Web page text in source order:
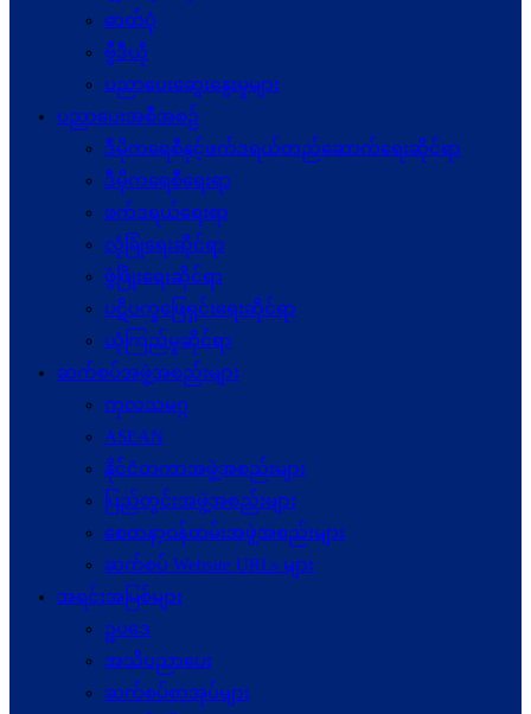
ဓာတ်ပုံ
ဗွီဒီယို
ပညာပေးဆွေးနွေးမှုများ
ပညာပေးအစီအစဉ်
ဒီမိုကရေစီနှင့်ဖက်ဒရယ်တည်ဆောက်ရေးဆိုင်ရာ
ဒီမိုကရေစီရေးရာ
ဖက်ဒရယ်ရေးရာ
လုံခြုံရေးဆိုင်ရာ
ဖွံဖြိုးရေးဆိုင်ရာ
ပဋိပက္ခ‌ဖြေရှင်းရေးဆိုင်ရာ
ယုံကြည်မှုဆိုင်ရာ
ဆက်စပ်အဖွဲ့အစည်းများ
ကုလသမဂ္ဂ
ASEAN
နိုင်ငံတကာအဖွဲ့အစည်းများ
ပြည်တွင်းအဖွဲ့အစည်းများ
စေတနာ့ဝန်ထမ်းအဖွဲ့အစည်းများ
ဆက်စပ် Website URLs များ
အရင်းအမြစ်များ
ဥပဒေ
အသိပညာပေး
ဆက်စပ်စာအုပ်များ